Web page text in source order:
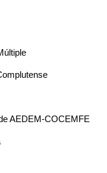
AEDEM-COCEMFE